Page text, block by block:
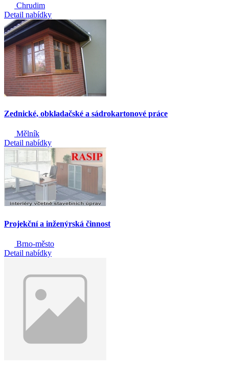
Chrudim
Detail nabídky
Zednické, obkladačské a sádrokartonové práce
Mělník
Detail nabídky
Projekční a inženýrská činnost
Brno-město
Detail nabídky